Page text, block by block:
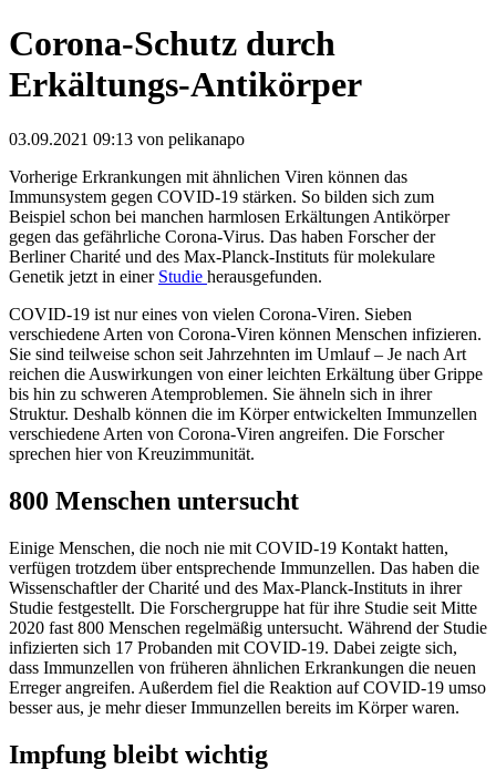
Corona-Schutz durch
Erkältungs-Antikörper
03.09.2021 09:13 von pelikanapo
Vorherige Erkrankungen mit ähnlichen Viren können das
Immunsystem gegen COVID-19 stärken. So bilden sich zum
Beispiel schon bei manchen harmlosen Erkältungen Antikörper
gegen das gefährliche Corona-Virus. Das haben Forscher der
Berliner Charité und des Max-Planck-Instituts für molekulare
Genetik jetzt in einer Studie herausgefunden.
COVID-19 ist nur eines von vielen Corona-Viren. Sieben
verschiedene Arten von Corona-Viren können Menschen infizieren.
Sie sind teilweise schon seit Jahrzehnten im Umlauf – Je nach Art
reichen die Auswirkungen von einer leichten Erkältung über Grippe
bis hin zu schweren Atemproblemen. Sie ähneln sich in ihrer
Struktur. Deshalb können die im Körper entwickelten Immunzellen
verschiedene Arten von Corona-Viren angreifen. Die Forscher
sprechen hier von Kreuzimmunität.
800 Menschen untersucht
Einige Menschen, die noch nie mit COVID-19 Kontakt hatten,
verfügen trotzdem über entsprechende Immunzellen. Das haben die
Wissenschaftler der Charité und des Max-Planck-Instituts in ihrer
Studie festgestellt. Die Forschergruppe hat für ihre Studie seit Mitte
2020 fast 800 Menschen regelmäßig untersucht. Während der Studie
infizierten sich 17 Probanden mit COVID-19. Dabei zeigte sich,
dass Immunzellen von früheren ähnlichen Erkrankungen die neuen
Erreger angreifen. Außerdem fiel die Reaktion auf COVID-19 umso
besser aus, je mehr dieser Immunzellen bereits im Körper waren.
Impfung bleibt wichtig